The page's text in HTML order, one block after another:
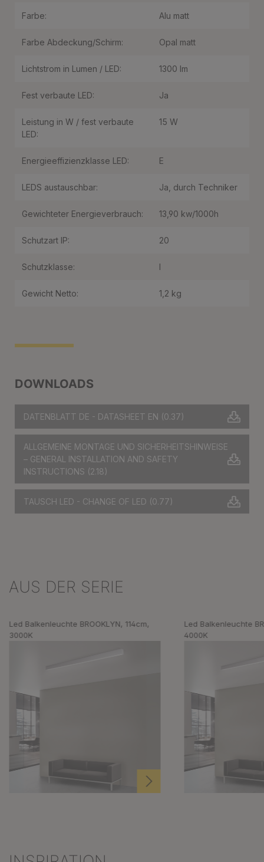
DOWNLOADS
DATENBLATT DE - DATASHEET EN (0.37)
ALLGEMEINE MONTAGE UND SICHERHEITSHINWEISE
– GENERAL INSTALLATION AND SAFETY
INSTRUCTIONS (2.18)
TAUSCH LED - CHANGE OF LED (0.77)
Farbe: Alu matt
Farbe Abdeckung/Schirm: Opal matt
Lichtstrom in Lumen / LED: 1300 lm
Fest verbaute LED: Ja
Leistung in W / fest verbaute
LED:
15 W
Energieeffizienzklasse LED: E
LEDS austauschbar: Ja, durch Techniker
Gewichteter Energieverbrauch: 13,90 kw/1000h
Schutzart IP: 20
Schutzklasse: I
Gewicht Netto: 1,2 kg
Produktgalerie überspringen
AUS DER SERIE
Led Balkenleuchte BROOKLYN, 114cm,
3000K
Led Balkenleuchte
4000K
Produktgalerie überspringen